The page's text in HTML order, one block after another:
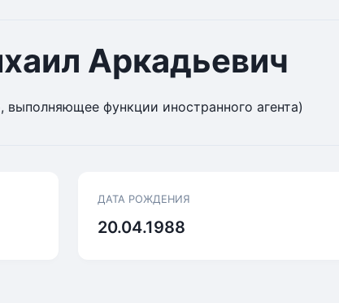
Аркадьевич
выполняющее функции иностранного агента)
ДАТА РОЖДЕНИЯ
20.04.1988